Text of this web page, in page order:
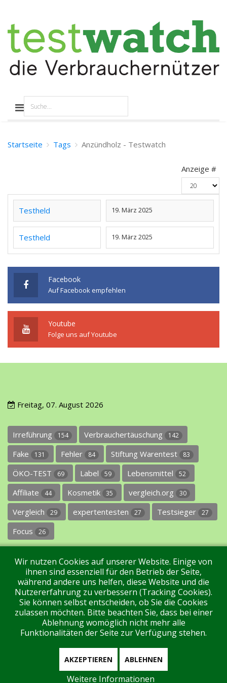
Startseite Tags Anzündholz - Testwatch
Anzeige #
Testheld 19. März 2025
Testheld 19. März 2025
Facebook
Auf Facebook empfehlen
Youtube
Folge uns auf Youtube
Freitag, 07. August 2026
Irreführung 154 Verbrauchertäuschung 142
Fake 131 Fehler 84 Stiftung Warentest 83
ÖKO-TEST 69 Label 59 Lebensmittel 52
Affiliate 44 Kosmetik 35 vergleich.org 30
Vergleich 29 expertentesten 27 Testsieger 27
Focus 26
Impressum Datenschutz Über uns Kontakt
Tags Unterstützen Sie uns! Login
Aktuell sind 113 Gäste und keine Mitglieder online
Wir nutzen Cookies auf unserer Website. Einige von
ihnen sind essenziell für den Betrieb der Seite,
während andere uns helfen, diese Website und die
Nutzererfahrung zu verbessern (Tracking Cookies).
Sie können selbst entscheiden, ob Sie die Cookies
zulassen möchten. Bitte beachten Sie, dass bei einer
Ablehnung womöglich nicht mehr alle
Funktionalitäten der Seite zur Verfügung stehen.
AKZEPTIEREN ABLEHNEN
Weitere Informationen